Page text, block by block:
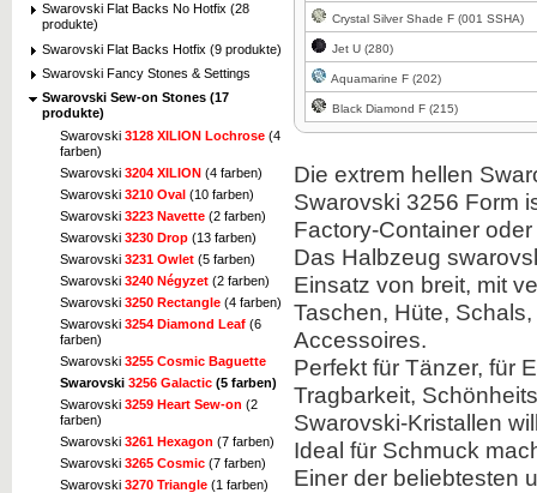
Swarovski Flat Backs No Hotfix (28
produkte)
Swarovski Flat Backs Hotfix (9 produkte)
Swarovski Fancy Stones & Settings
Swarovski Sew-on Stones (17
produkte)
Swarovski 3128 XILION Lochrose (4
farben)
Swarovski 3204 XILION (4 farben)
Swarovski 3210 Oval (10 farben)
Swarovski 3223 Navette (2 farben)
Swarovski 3230 Drop (13 farben)
Swarovski 3231 Owlet (5 farben)
Swarovski 3240 Négyzet (2 farben)
Swarovski 3250 Rectangle (4 farben)
Swarovski 3254 Diamond Leaf (6
farben)
Swarovski 3255 Cosmic Baguette
Swarovski 3256 Galactic (5 farben)
Swarovski 3259 Heart Sew-on (2
farben)
Swarovski 3261 Hexagon (7 farben)
Swarovski 3265 Cosmic (7 farben)
Swarovski 3270 Triangle (1 farben)
Zum Vergrößern
Zum Vergrößern
klicken
Zum Vergrößern
klicken
Crystal Silver Shade F (001 SSHA)
Jet U (280)
Aquamarine F (202)
Black Diamond F (215)
Die extrem hellen
Swarovski 3256 Form
Factory-Container
Das Halbzeug
Einsatz von breit, mit
Taschen, Hüte,
Accessoires.
Perfekt für Tänzer, für
Tragbarkeit,
Swarovski-Kristallen
Ideal für Schmuck
Einer der beliebtesten